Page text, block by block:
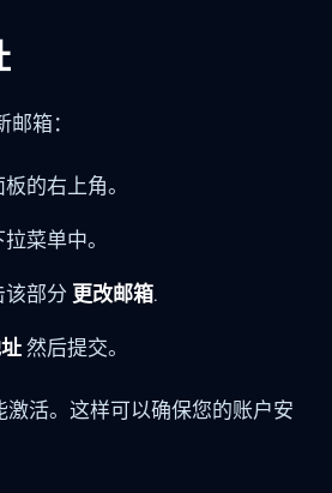
箱：
的右上角。
菜单中。
部分 更改邮箱.
然后提交。
活。这样可以确保您的账户安